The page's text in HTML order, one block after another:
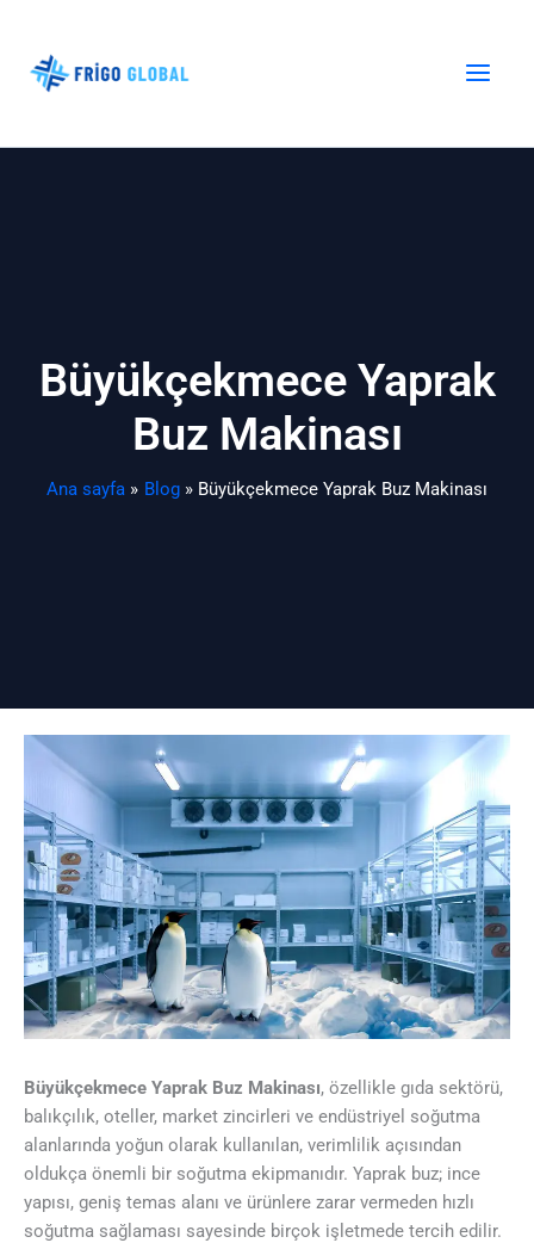
Büyükçekmece Yaprak
Buz Makinası
Ana sayfa Blog Büyükçekmece Yaprak Buz Makinası
Büyükçekmece Yaprak Buz Makinası, özellikle gıda sektörü,
balıkçılık, oteller, market zincirleri ve endüstriyel soğutma
alanlarında yoğun olarak kullanılan, verimlilik açısından
oldukça önemli bir soğutma ekipmanıdır. Yaprak buz; ince
yapısı, geniş temas alanı ve ürünlere zarar vermeden hızlı
soğutma sağlaması sayesinde birçok işletmede tercih edilir.